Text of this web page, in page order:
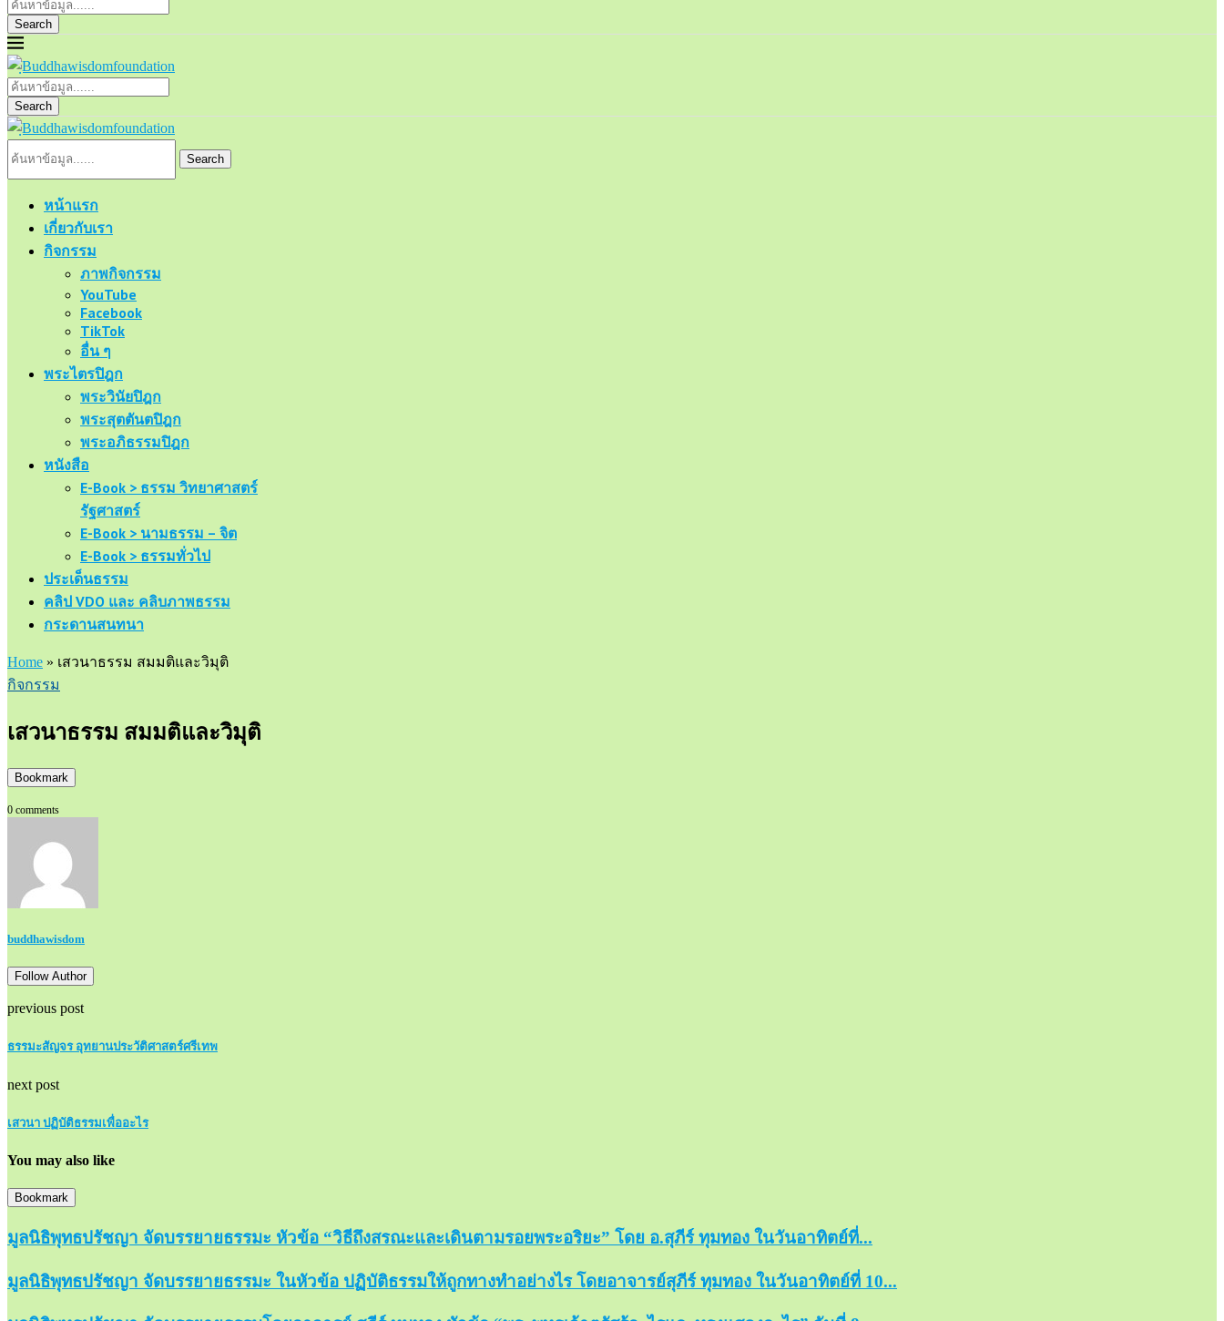
Search
Search
Search
หน้าแรก
เกี่ยวกับเรา
กิจกรรม
ภาพกิจกรรม
YouTube
Facebook
TikTok
อื่น ๆ
พระไตรปิฎก
พระวินัยปิฎก
พระสุตตันตปิฎก
พระอภิธรรมปิฎก
หนังสือ
E-Book > ธรรม วิทยาศาสตร์
รัฐศาสตร์
E-Book > นามธรรม – จิต
E-Book > ธรรมทั่วไป
ประเด็นธรรม
คลิป VDO และ คลิบภาพธรรม
กระดานสนทนา
Home » เสวนาธรรม สมมติและวิมุติ
กิจกรรม
เสวนาธรรม สมมติและวิมุติ
Bookmark
0 comments
buddhawisdom
Follow Author
previous post
ธรรมะสัญจร อุทยานประวัติศาสตร์ศรีเทพ
next post
เสวนา ปฏิบัติธรรมเพื่ออะไร
You may also like
Bookmark
มูลนิธิพุทธปรัชญา จัดบรรยายธรรมะ หัวข้อ “วิธีถึงสรณะและเดินตามรอยพระอริยะ” โดย อ.สุภีร์ ทุมทอง ในวันอาทิตย์ที่...
มูลนิธิพุทธปรัชญา จัดบรรยายธรรมะ ในหัวข้อ ปฏิบัติธรรมให้ถูกทางทำอย่างไร โดยอาจารย์สุภีร์ ทุมทอง ในวันอาทิตย์ที่ 10...